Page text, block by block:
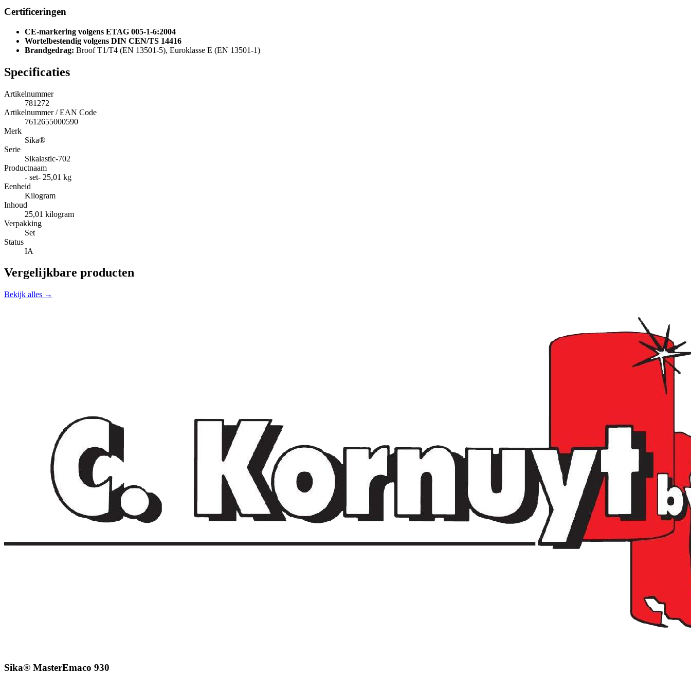
Certificeringen
CE-markering volgens ETAG 005-1-6:2004
Wortelbestendig volgens DIN CEN/TS 14416
Brandgedrag: Broof T1/T4 (EN 13501-5), Euroklasse E (EN 13501-1)
Specificaties
Artikelnummer
781272
Artikelnummer / EAN Code
7612655000590
Merk
Sika®
Serie
Sikalastic-702
Productnaam
- set- 25,01 kg
Eenheid
Kilogram
Inhoud
25,01 kilogram
Verpakking
Set
Status
IA
Vergelijkbare producten
Bekijk alles →
Sika® MasterEmaco 930